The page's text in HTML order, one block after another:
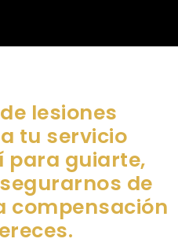
lesiones
tu servicio
para guiarte,
de
compensación